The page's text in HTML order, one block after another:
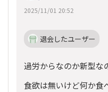
2025/11/01 20:52
退会したユーザー
過労からなのか新型な
食欲は無いけど何か食